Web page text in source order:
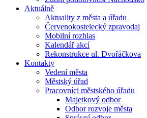
Aktuálně
Aktuality z města a úřadu
Červenokostelecký zpravodaj
Mobilní rozhlas
Kalendář akcí
Rekonstrukce ul. Dvořáčkova
Kontakty
Vedení města
Městský úřad
Pracovníci městského úřadu
Majetkový odbor
Odbor rozvoje města